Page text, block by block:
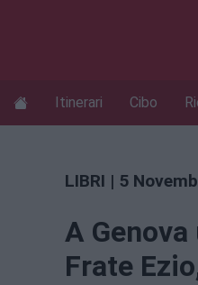
Itinerari Cibo
LIBRI | 5
A
Frate